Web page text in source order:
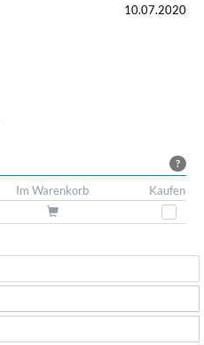
10.07.2020
?
Im Warenkorb
Kaufen